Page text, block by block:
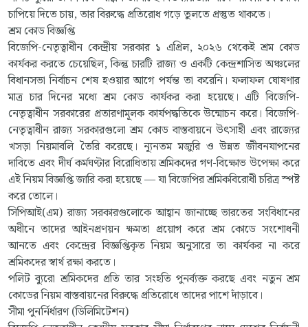
চাপিয়ে দিতে চায়, তার বিরুদ্ধে প্রতিরোধ গড়ে তুলতে প্রস্তুত থাকতে।
শ্রম কোড বিজ্ঞপ্তি
বিজেপি-নেতৃত্বাধীন কেন্দ্রীয় সরকার ১ এপ্রিল, ২০২৬ থেকেই শ্রম কোড
কার্যকর করতে চেয়েছিল, কিন্তু চারটি রাজ্য ও একটি কেন্দ্রশাসিত অঞ্চলের
বিধানসভা নির্বাচন শেষ হওয়ার আগে পর্যন্ত তা করেনি। ফলাফল ঘোষণার
মাত্র চার দিনের মধ্যে শ্রম কোড কার্যকর করা হয়েছে। এটি বিজেপি-
নেতৃত্বাধীন সরকারের প্রতারণামূলক কার্যপদ্ধতিকে উন্মোচন করে। বিজেপি-
নেতৃত্বাধীন রাজ্য সরকারগুলো শ্রম কোড বাস্তবায়নে উৎসাহী এবং রাজ্যের
খসড়া নিয়মাবলি তৈরি করেছে। ন্যূনতম মজুরি ও উন্নত জীবনযাপনের
দাবিতে এবং দীর্ঘ কর্মঘণ্টার বিরোধিতায় শ্রমিকদের গণ-বিক্ষোভ উপেক্ষা করে
এই নিয়ম বিজ্ঞপ্তি জারি করা হয়েছে — যা বিজেপির শ্রমিকবিরোধী চরিত্র স্পষ্ট
করে তোলে।
সিপিআই(এম) রাজ্য সরকারগুলোকে আহ্বান জানাচ্ছে ভারতের সংবিধানের
অধীনে তাদের আইনপ্রণয়ন ক্ষমতা প্রয়োগ করে শ্রম কোডে সংশোধনী
আনতে এবং কেন্দ্রের বিজ্ঞপ্তিকৃত নিয়ম অনুসারে তা কার্যকর না করে
শ্রমিকদের স্বার্থ রক্ষা করতে।
পলিট ব্যুরো শ্রমিকদের প্রতি তার সংহতি পুনর্ব্যক্ত করছে এবং নতুন শ্রম
কোডের নিয়ম বাস্তবায়নের বিরুদ্ধে প্রতিরোধে তাদের পাশে দাঁড়াবে।
সীমা পুনর্নির্ধারণ (ডিলিমিটেশন)